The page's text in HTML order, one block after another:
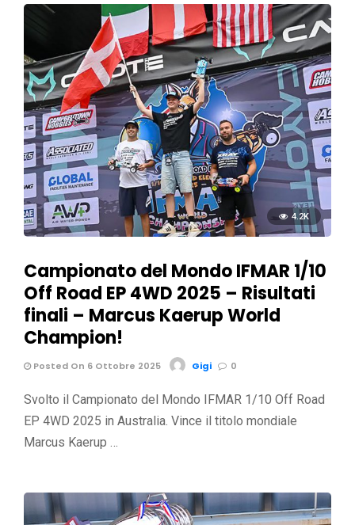
4.2K
Campionato del Mondo IFMAR 1/10
Off Road EP 4WD 2025 – Risultati
finali – Marcus Kaerup World
Champion!
Posted On 6 Ottobre 2025 Gigi 0
Svolto il Campionato del Mondo IFMAR 1/10 Off Road
EP 4WD 2025 in Australia. Vince il titolo mondiale
Marcus Kaerup …